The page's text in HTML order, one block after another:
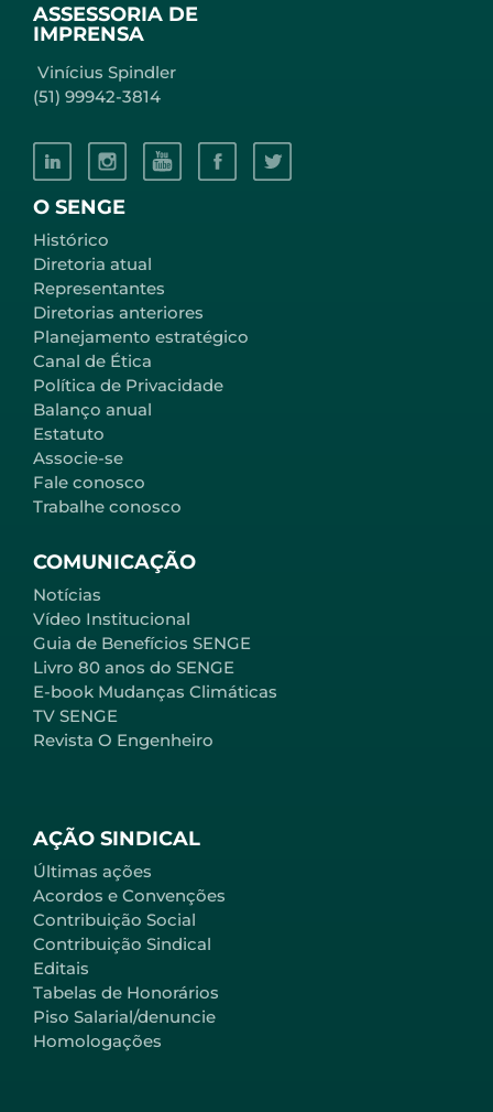
AÇÃO SINDICAL
Últimas ações
Acordos e Convenções
Contribuição Social
Contribuição Sindical
Editais
Tabelas de Honorários
Piso Salarial/denuncie
Homologações
O SENGE
Histórico
Diretoria atual
Representantes
Diretorias anteriores
Planejamento estratégico
Canal de Ética
Política de Privacidade
Balanço anual
Estatuto
Associe-se
Fale conosco
Trabalhe conosco
COMUNICAÇÃO
Notícias
Vídeo Institucional
Guia de Benefícios SENGE
Livro 80 anos do SENGE
E-book Mudanças Climáticas
TV SENGE
Revista O Engenheiro
ASSESSORIA DE
IMPRENSA
Vinícius Spindler
(51) 99942-3814